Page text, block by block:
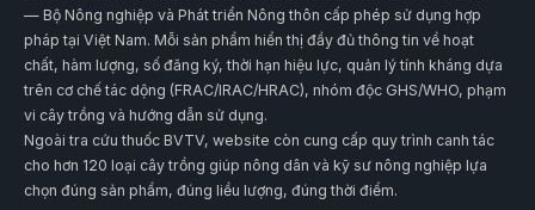
— Bộ Nông nghiệp và Phát triển Nông thôn cấp phép sử dụng hợp
pháp tại Việt Nam. Mỗi sản phẩm hiển thị đầy đủ thông tin về hoạt
chất, hàm lượng, số đăng ký, thời hạn hiệu lực, quản lý tính kháng dựa
trên cơ chế tác dộng (FRAC/IRAC/HRAC), nhóm độc GHS/WHO, phạm
vi cây trồng và hướng dẫn sử dụng.
Ngoài tra cứu thuốc BVTV, website còn cung cấp quy trình canh tác
cho hơn 120 loại cây trồng giúp nông dân và kỹ sư nông nghiệp lựa
chọn đúng sản phẩm, đúng liều lượng, đúng thời điểm.